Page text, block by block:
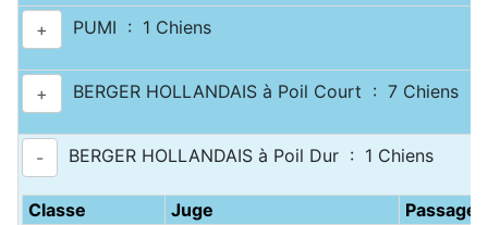
+ PUMI : 1 Chiens
+ BERGER HOLLANDAIS à Poil Court : 7 Chiens
- BERGER HOLLANDAIS à Poil Dur : 1 Chiens
Classe Juge Passage